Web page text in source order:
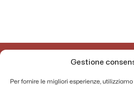
Gestione
Per fornire le migliori esperienze,